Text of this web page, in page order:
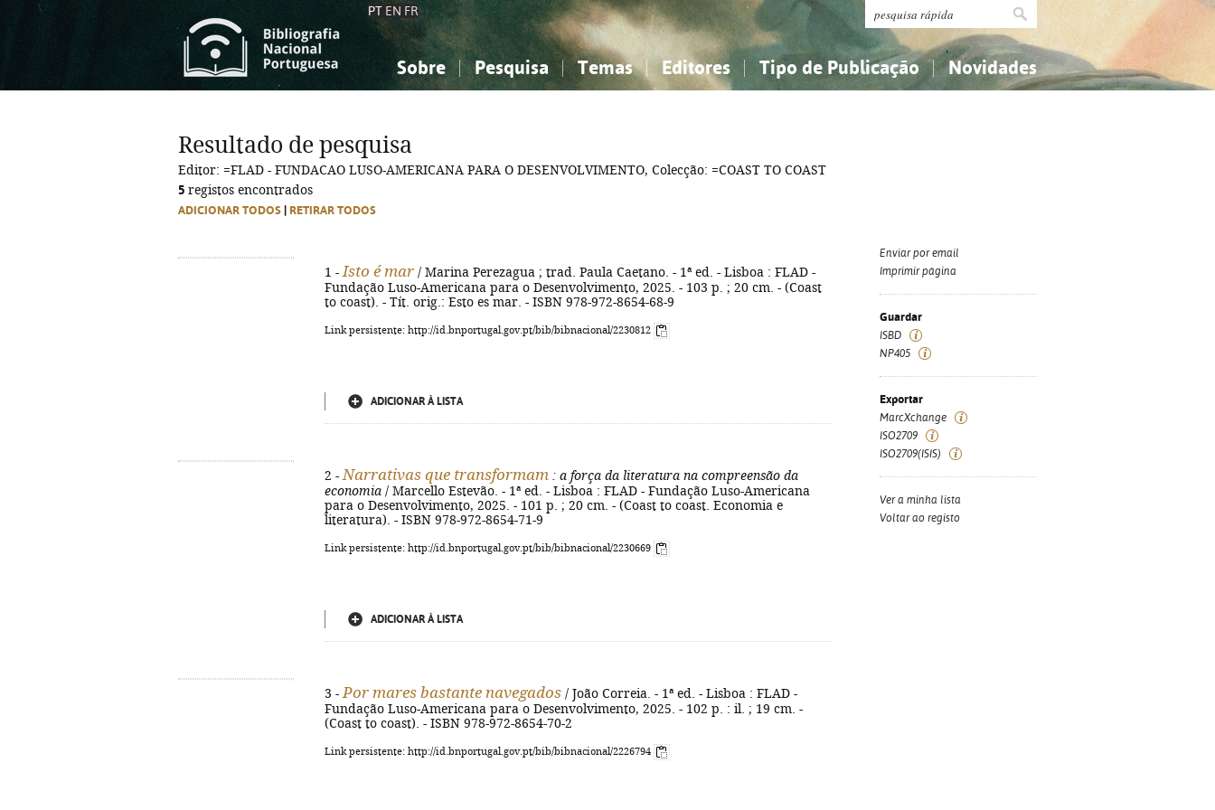
PT EN FR
Sobre Pesquisa Temas
Ciências sociais...
Literatura, linguística...
Editores Tipo de Publicação Novidades
Ciências sociais...
Literatura, linguística...
Resultado de pesquisa
Editor: =FLAD - FUNDACAO LUSO-AMERICANA PARA O DESENVOLVIMENTO, Colecção: =COAST TO COAST
5 registos encontrados
ADICIONAR TODOS RETIRAR TODOS
1 - Isto é mar / Marina Perezagua ; trad. Paula Caetano. - 1ª ed. - Lisboa : FLAD -
Fundação Luso-Americana para o Desenvolvimento, 2025. - 103 p. ; 20 cm. - (Coast
to coast). - Tít. orig.: Esto es mar. - ISBN 978-972-8654-68-9
Link persistente: http://id.bnportugal.gov.pt/bib/bibnacional/2230812
ADICIONAR À LISTA
2 - Narrativas que transformam : a força da literatura na compreensão da
economia / Marcello Estevão. - 1ª ed. - Lisboa : FLAD - Fundação Luso-Americana
para o Desenvolvimento, 2025. - 101 p. ; 20 cm. - (Coast to coast. Economia e
literatura). - ISBN 978-972-8654-71-9
Link persistente: http://id.bnportugal.gov.pt/bib/bibnacional/2230669
ADICIONAR À LISTA
3 - Por mares bastante navegados / João Correia. - 1ª ed. - Lisboa : FLAD -
Fundação Luso-Americana para o Desenvolvimento, 2025. - 102 p. : il. ; 19 cm. -
(Coast to coast). - ISBN 978-972-8654-70-2
Link persistente: http://id.bnportugal.gov.pt/bib/bibnacional/2226794
Enviar por email
Imprimir página
Guardar
ISBD
NP405
Exportar
MarcXchange
ISO2709
ISO2709(ISIS)
Ver a minha lista
Voltar ao registo